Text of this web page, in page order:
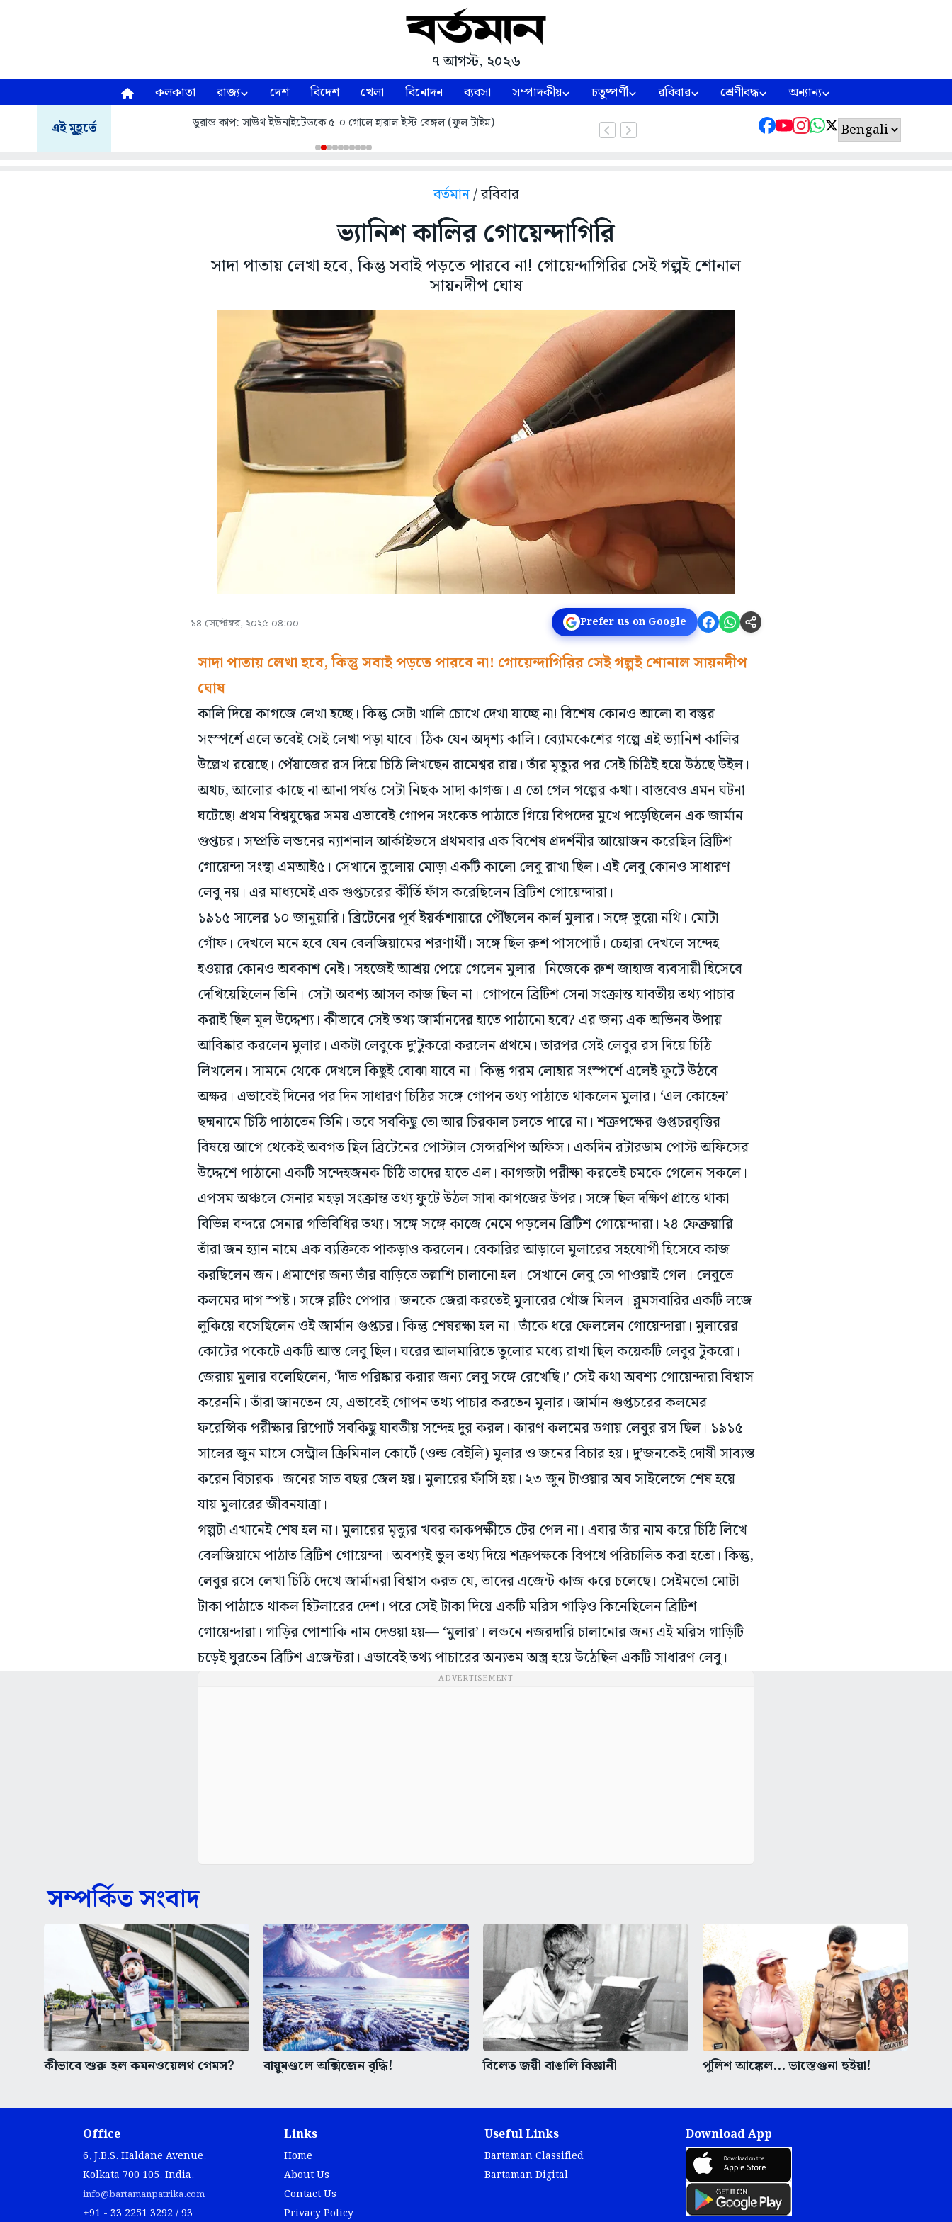
৭ আগস্ট, ২০২৬
কলকাতা রাজ্য দেশ বিদেশ খেলা বিনোদন ব্যবসা সম্পাদকীয় চতুষ্পর্ণী রবিবার শ্রেণীবদ্ধ অন্যান্য
এই মুহূর্তে ডুরান্ড কাপ: সাউথ ইউনাইটেডকে ৫-০ গোলে হারাল ইস্ট বেঙ্গল (ফুল টাইম)
বর্তমান/ রবিবার
ভ্যানিশ কালির গোয়েন্দাগিরি
সাদা পাতায় লেখা হবে, কিন্তু সবাই পড়তে পারবে না! গোয়েন্দাগিরির সেই গল্পই শোনাল
সায়নদীপ ঘোষ
১৪ সেপ্টেম্বর, ২০২৫ ০৪:০০ Prefer us on Google
সাদা পাতায় লেখা হবে, কিন্তু সবাই পড়তে পারবে না! গোয়েন্দাগিরির সেই গল্পই শোনাল সায়নদীপ
ঘোষ
কালি দিয়ে কাগজে লেখা হচ্ছে। কিন্তু সেটা খালি চোখে দেখা যাচ্ছে না! বিশেষ কোনও আলো বা বস্তুর
সংস্পর্শে এলে তবেই সেই লেখা পড়া যাবে। ঠিক যেন অদৃশ্য কালি। ব্যোমকেশের গল্পে এই ভ্যানিশ কালির
উল্লেখ রয়েছে। পেঁয়াজের রস দিয়ে চিঠি লিখছেন রামেশ্বর রায়। তাঁর মৃত্যুর পর সেই চিঠিই হয়ে উঠছে উইল।‌
অথচ, আলোর কাছে না আনা পর্যন্ত সেটা নিছক সাদা কাগজ। এ তো গেল গল্পের কথা। বাস্তবেও এমন ঘটনা
ঘটেছে! প্রথম বিশ্বযুদ্ধের সময় এভাবেই গোপন সংকেত পাঠাতে গিয়ে বিপদের মুখে পড়েছিলেন এক জার্মান
গুপ্তচর। সম্প্রতি লন্ডনের ন্যাশনাল আর্কাইভসে প্রথমবার এক বিশেষ প্রদর্শনীর আয়োজন করেছিল ব্রিটিশ
গোয়েন্দা সংস্থা এমআই৫। সেখানে তুলোয় মোড়া একটি কালো লেবু রাখা ছিল। এই লেবু কোনও সাধারণ
লেবু নয়। এর মাধ্যমেই এক গুপ্তচরের কীর্তি ফাঁস করেছিলেন ব্রিটিশ গোয়েন্দারা।
১৯১৫ সালের ১০ জানুয়ারি। ব্রিটেনের পূর্ব ইয়র্কশায়ারে পৌঁছলেন কার্ল মুলার। সঙ্গে ভুয়ো নথি। মোটা
গোঁফ। দেখলে মনে হবে যেন বেলজিয়ামের শরণার্থী। সঙ্গে ছিল রুশ পাসপোর্ট। চেহারা দেখলে সন্দেহ
হওয়ার কোনও অবকাশ নেই। সহজেই আশ্রয় পেয়ে গেলেন মুলার। নিজেকে রুশ জাহাজ ব্যবসায়ী হিসেবে
দেখিয়েছিলেন তিনি। সেটা অবশ্য আসল কাজ ছিল না। গোপনে ব্রিটিশ সেনা সংক্রান্ত যাবতীয় তথ্য পাচার
করাই ছিল মূল উদ্দেশ্য। কীভাবে সেই তথ্য জার্মানদের হাতে পাঠানো হবে? এর জন্য এক অভিনব উপায়
আবিষ্কার করলেন মুলার। একটা লেবুকে দু’টুকরো করলেন প্রথমে। তারপর সেই লেবুর রস দিয়ে চিঠি
লিখলেন। সামনে থেকে দেখলে কিছুই বোঝা যাবে না। কিন্তু গরম লোহার সংস্পর্শে এলেই ফুটে উঠবে
অক্ষর। এভাবেই দিনের পর দিন সাধারণ চিঠির সঙ্গে গোপন তথ্য পাঠাতে থাকলেন মুলার। ‘এল কোহেন’
ছদ্মনামে চিঠি পাঠাতেন তিনি। তবে সবকিছু তো আর চিরকাল চলতে পারে না। শত্রুপক্ষের গুপ্তচরবৃত্তির
বিষয়ে আগে থেকেই অবগত ছিল ব্রিটেনের পোস্টাল সেন্সরশিপ অফিস। একদিন রটারডাম পোস্ট অফিসের
উদ্দেশে পাঠানো একটি সন্দেহজনক চিঠি তাদের হাতে এল। কাগজটা পরীক্ষা করতেই চমকে গেলেন সকলে।
এপসম অঞ্চলে সেনার মহড়া সংক্রান্ত তথ্য ফুটে উঠল সাদা কাগজের উপর। সঙ্গে ছিল দক্ষিণ প্রান্তে থাকা
বিভিন্ন বন্দরে সেনার গতিবিধির তথ্য। সঙ্গে সঙ্গে কাজে নেমে পড়লেন ব্রিটিশ গোয়েন্দারা। ২৪ ফেব্রুয়ারি
তাঁরা জন হ্যান নামে এক ব্যক্তিকে পাকড়াও করলেন। বেকারির আড়ালে মুলারের সহযোগী হিসেবে কাজ
করছিলেন জন। প্রমাণের জন্য তাঁর বাড়িতে তল্লাশি চালানো হল। সেখানে লেবু তো পাওয়াই গেল। লেবুতে
কলমের দাগ স্পষ্ট। সঙ্গে ব্লটিং পেপার। জনকে জেরা করতেই মুলারের খোঁজ মিলল। ব্লুমসবারির একটি লজে
লুকিয়ে বসেছিলেন ওই জার্মান গুপ্তচর। কিন্তু শেষরক্ষা হল না। তাঁকে ধরে ফেললেন গোয়েন্দারা। মুলারের
কোটের পকেটে একটি আস্ত লেবু ছিল। ঘরের আলমারিতে তুলোর মধ্যে রাখা ছিল কয়েকটি লেবুর টুকরো।
জেরায় মুলার বলেছিলেন, ‘দাঁত পরিষ্কার করার জন্য লেবু সঙ্গে রেখেছি।’ সেই কথা অবশ্য গোয়েন্দারা বিশ্বাস
করেননি। তাঁরা জানতেন যে, এভাবেই গোপন তথ্য পাচার করতেন মুলার। জার্মান গুপ্তচরের কলমের
ফরেন্সিক পরীক্ষার রিপোর্ট সবকিছু যাবতীয় সন্দেহ দূর করল। কারণ কলমের ডগায় লেবুর রস ছিল। ১৯১৫
সালের জুন মাসে সেন্ট্রাল ক্রিমিনাল কোর্টে (ওল্ড বেইলি) মুলার ও জনের বিচার হয়।‌ দু’জনকেই দোষী সাব্যস্ত
করেন বিচারক। জনের সাত বছর জেল হয়। মুলারের ফাঁসি হয়। ২৩ জুন টাওয়ার অব সাইলেন্সে শেষ হয়ে
যায় মুলারের জীবনযাত্রা।
গল্পটা এখানেই শেষ হল না। মুলারের মৃত্যুর খবর কাকপক্ষীতে টের পেল না। এবার তাঁর নাম করে চিঠি লিখে
বেলজিয়ামে পাঠাত ব্রিটিশ গোয়েন্দা। অবশ্যই ভুল তথ্য দিয়ে শত্রুপক্ষকে বিপথে পরিচালিত করা হতো। কিন্তু,
লেবুর রসে লেখা চিঠি দেখে জার্মানরা বিশ্বাস করত যে, তাদের এজেন্ট কাজ করে চলেছে। সেইমতো মোটা
টাকা পাঠাতে থাকল হিটলারের দেশ। পরে সেই টাকা দিয়ে একটি মরিস গাড়িও কিনেছিলেন ব্রিটিশ
গোয়েন্দারা। গাড়ির পোশাকি নাম দেওয়া হয়— ‘মুলার’। লন্ডনে নজরদারি চালানোর জন্য এই মরিস গাড়িটি
চড়েই ঘুরতেন ব্রিটিশ এজেন্টরা। এভাবেই তথ্য পাচারের অন্যতম অস্ত্র হয়ে উঠেছিল একটি সাধারণ লেবু।
ADVERTISEMENT
সম্পর্কিত সংবাদ
কীভাবে শুরু হল কমনওয়েলথ গেমস? বায়ুমণ্ডলে অক্সিজেন বৃদ্ধি! বিলেত জয়ী বাঙালি বিজ্ঞানী পুলিশ আঙ্কেল... ভাস্তেগুনা হুইয়া!
Office
6, J.B.S. Haldane Avenue,
Kolkata 700 105, India.
info@bartamanpatrika.com
+91 - 33 2251 3292 / 93
Links
Home
About Us
Contact Us
Privacy Policy
Useful Links
Bartaman Classified
Bartaman Digital
Download App